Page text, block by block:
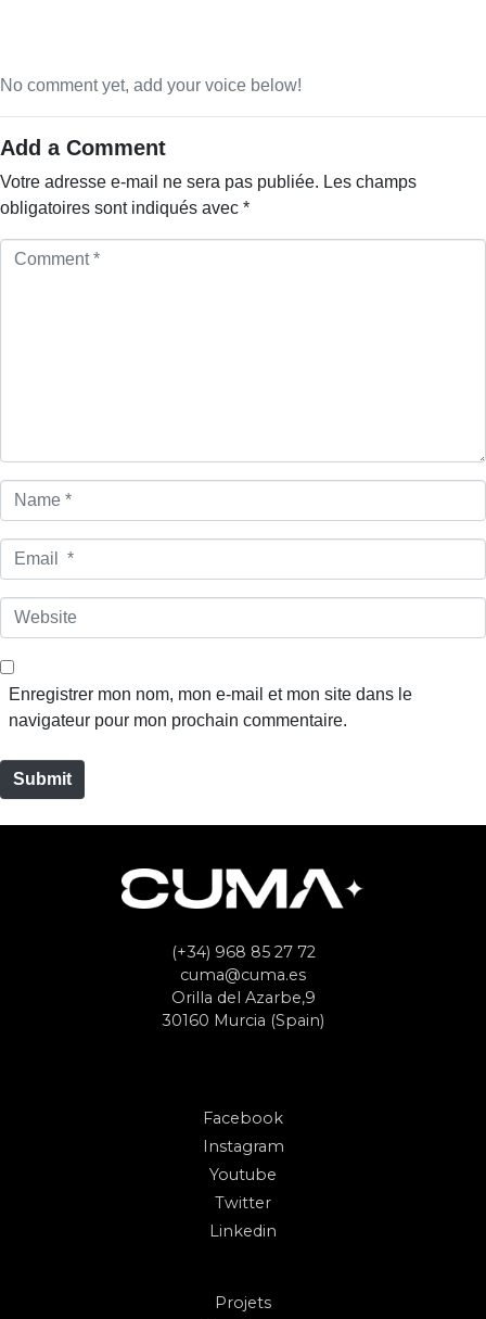
No comment yet, add your voice below!
Add a Comment
Votre adresse e-mail ne sera pas publiée. Les champs
obligatoires sont indiqués avec *
a
m
*
m
a
*
W
e
b
e
Enregistrer mon nom, mon e-mail et mon site dans le
navigateur pour mon prochain commentaire.
Submit
(+34) 968 85 27 72
cuma@cuma.es
Orilla del Azarbe,9
30160 Murcia (Spain)
Facebook
Instagram
Youtube
Twitter
Linkedin
Projets